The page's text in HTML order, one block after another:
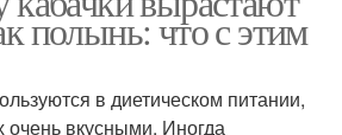
полынь: что с этим
в диетическом питании,
очень вкусными. Иногда